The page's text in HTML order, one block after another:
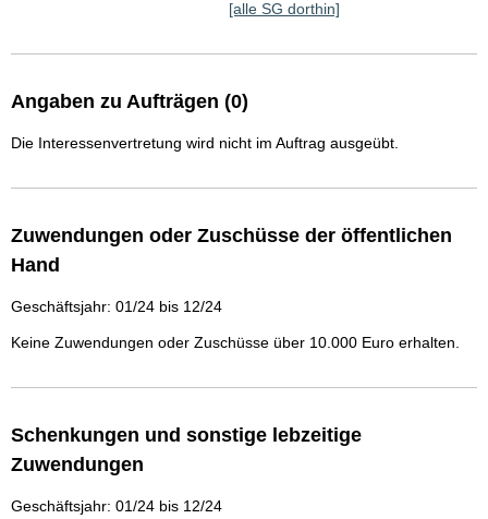
[alle SG dorthin]
Angaben zu Aufträgen (0)
Die Interessenvertretung wird nicht im Auftrag ausgeübt.
Zuwendungen oder Zuschüsse der öffentlichen
Hand
Geschäftsjahr: 01/24 bis 12/24
Keine Zuwendungen oder Zuschüsse über 10.000 Euro erhalten.
Schenkungen und sonstige lebzeitige
Zuwendungen
Geschäftsjahr: 01/24 bis 12/24